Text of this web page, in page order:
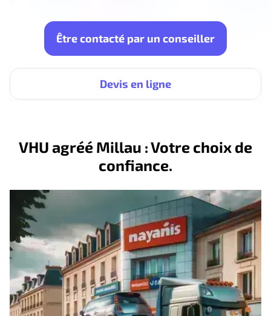
Être contacté par un conseiller
Devis en ligne
VHU agréé Millau : Votre choix de
confiance.